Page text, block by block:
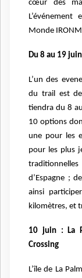
cœur des
Monde
Du 8 au 19
L’un des
du trail est
tiendra du 8
10 options
une pour les
pour les plus
d’Espagne ;
ainsi
kilomètres, et
10 juin : La
Crossing
L’île de La